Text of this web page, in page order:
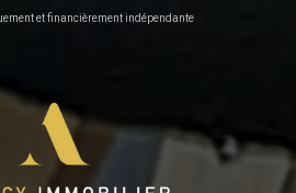
et financièrement indépendante